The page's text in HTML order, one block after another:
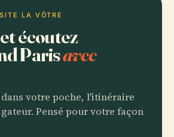
LA VÔTRE
écoutez
Parisavec
votre poche, l'itinéraire
Pensé pour votre façon